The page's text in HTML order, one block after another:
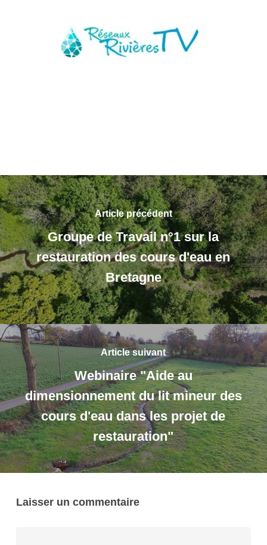
Article précédent
Groupe de Travail n°1 sur la
restauration des cours d'eau en
Bretagne
Article suivant
Webinaire "Aide au
dimensionnement du lit mineur des
cours d'eau dans les projet de
restauration"
Laisser un commentaire